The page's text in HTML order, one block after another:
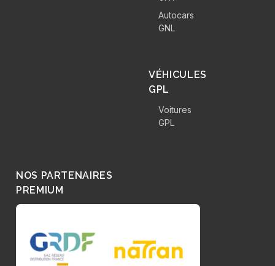
Autocars
GNL
VÉHICULES
GPL
Voitures
GPL
NOS PARTENAIRES
PREMIUM